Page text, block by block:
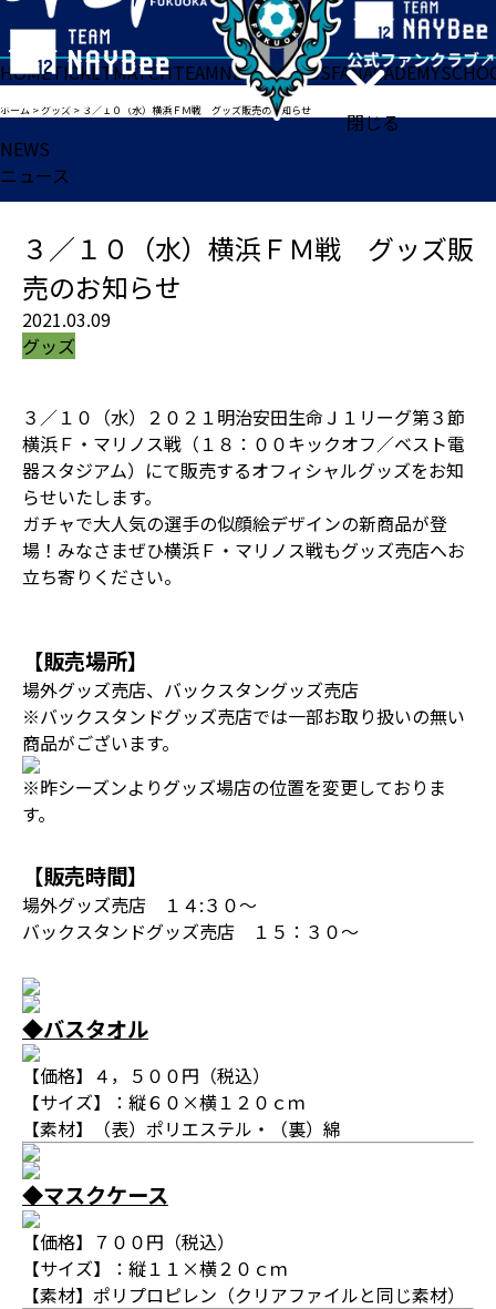
閉じる
HOMETICKETMATCHTEAMNEWSGOODSFANACADEMY
ホーム >グッズ > ３／１０（水）横浜ＦＭ戦 グッズ販売のお知らせ
NEWS
ニュース
３／１０（水）横浜ＦＭ戦 グッズ販
売のお知らせ
2021.03.09
グッズ
３／１０（水）２０２１明治安田生命Ｊ１リーグ第３節
横浜Ｆ・マリノス戦（１８：００キックオフ／ベスト電
器スタジアム）にて販売するオフィシャルグッズをお知
らせいたします。
ガチャで大人気の選手の似顔絵デザインの新商品が登
場！みなさまぜひ横浜Ｆ・マリノス戦もグッズ売店へお
立ち寄りください。
【販売場所】
場外グッズ売店、バックスタングッズ売店
※バックスタンドグッズ売店では一部お取り扱いの無い
商品がございます。
※昨シーズンよりグッズ場店の位置を変更しておりま
す。
【販売時間】
場外グッズ売店 １４:３０～
バックスタンドグッズ売店 １５：３０～
◆バスタオル
【価格】４，５００円（税込）
【サイズ】：縦６０×横１２０ｃｍ
【素材】（表）ポリエステル・（裏）綿
◆マスクケース
【価格】７００円（税込）
【サイズ】：縦１１×横２０ｃｍ
【素材】ポリプロピレン（クリアファイルと同じ素材）